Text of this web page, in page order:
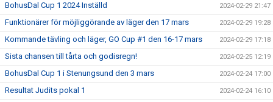
BohusDal Cup 1 2024 Inställd 2024-02-29 21:47
Funktionärer för möjliggörande av läger den 17 mars 2024-02-29 19:28
Kommande tävling och läger, GO Cup #1 den 16-17 mars 2024-02-29 17:18
Sista chansen till tårta och godisregn! 2024-02-25 12:19
BohusDal Cup 1 i Stenungsund den 3 mars 2024-02-24 17:00
Resultat Judits pokal 1 2024-02-24 16:10